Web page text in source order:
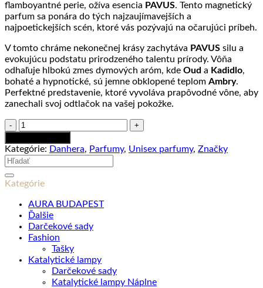
flamboyantné perie, ožíva esencia PAVUS. Tento magnetický
parfum sa ponára do tých najzaujímavejších a
najpoetickejších scén, ktoré vás pozývajú na očarujúci príbeh.
V tomto chráme nekonečnej krásy zachytáva PAVUS silu a
evokujúcu podstatu prirodzeného talentu prírody. Vôňa
odhaľuje hlbokú zmes dymových aróm, kde Oud a Kadidlo,
bohaté a hypnotické, sú jemne obklopené teplom Ambry.
Perfektné predstavenie, ktoré vyvoláva prapôvodné vône, aby
zanechali svoj odtlačok na vašej pokožke.
množstvo
Pavus
-
100ml
Kategórie: Danhera, Parfumy, Unisex parfumy, Značky
Hľadať:
Kategórie
AURA BUDAPEST
Ďalšie
Darčekové sady
Fashion
Tašky
Katalytické lampy
Darčekové sady
Katalytické lampy Náplne